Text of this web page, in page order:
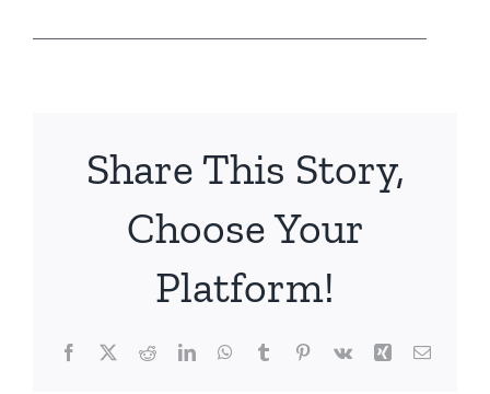
Share This Story,
Choose Your
Platform!
Facebook
X RedditLinkedInWhatsApp
TumblrPinterest
Vk Xing Email